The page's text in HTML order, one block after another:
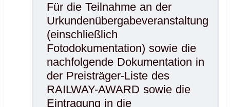
Für die Teilnahme an der
Urkundenübergabeveranstaltung
(einschließlich
Fotodokumentation) sowie die
nachfolgende Dokumentation in
der Preisträger-Liste des
RAILWAY-AWARD sowie die
Eintragung in die